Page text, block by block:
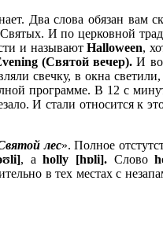
Два слова обязан вам
И по церковной
и называютHalloween,
(Святой вечер).И
свечку, в окна
программе. В 12 с
И стали относится к
лес». Полное
li], аholly [hɒli]. Слово
в тех местах с